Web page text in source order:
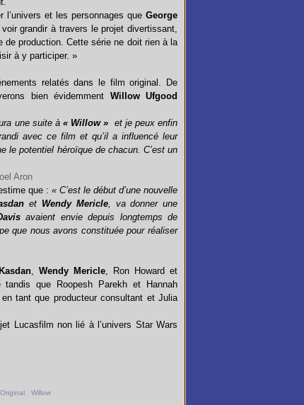
l’univers et les personnages queGeorge
grandir à travers le projet divertissant,
de production. Cette série ne doit rien à la
à y participer. »
relatés dans le film original. De
bien évidemment Willow Ufgood
une suite à« Willow » et je peux enfin
avec ce film et qu’il a influencé leur
le potentiel héroïque de chacun. C’est un
que : « C’est le début d’une nouvelle
et Wendy Mericle, va donner une
avaient envie depuis longtemps de
que nous avons constituée pour réaliser
, Wendy Mericle, Ron Howard et
que Roopesh Parekh et Hannah
tant que producteur consultant et Julia
Lucasfilm non lié à l’univers Star Wars
,Willow